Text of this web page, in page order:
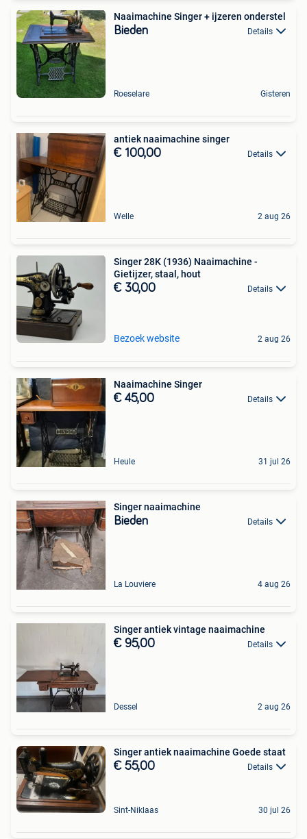
Naaimachine Singer + ijzeren onderstel
Bieden Details
Roeselare Gisteren
antiek naaimachine singer
€ 100,00 Details
Welle 2 aug 26
Singer 28K (1936) Naaimachine -
Gietijzer, staal, hout
€ 30,00 Details
Bezoek website 2 aug 26
Naaimachine Singer
€ 45,00 Details
Heule 31 jul 26
Singer naaimachine
Bieden Details
La Louviere 4 aug 26
Singer antiek vintage naaimachine
€ 95,00 Details
Dessel 2 aug 26
Singer antiek naaimachine Goede staat
€ 55,00 Details
Sint-Niklaas 30 jul 26